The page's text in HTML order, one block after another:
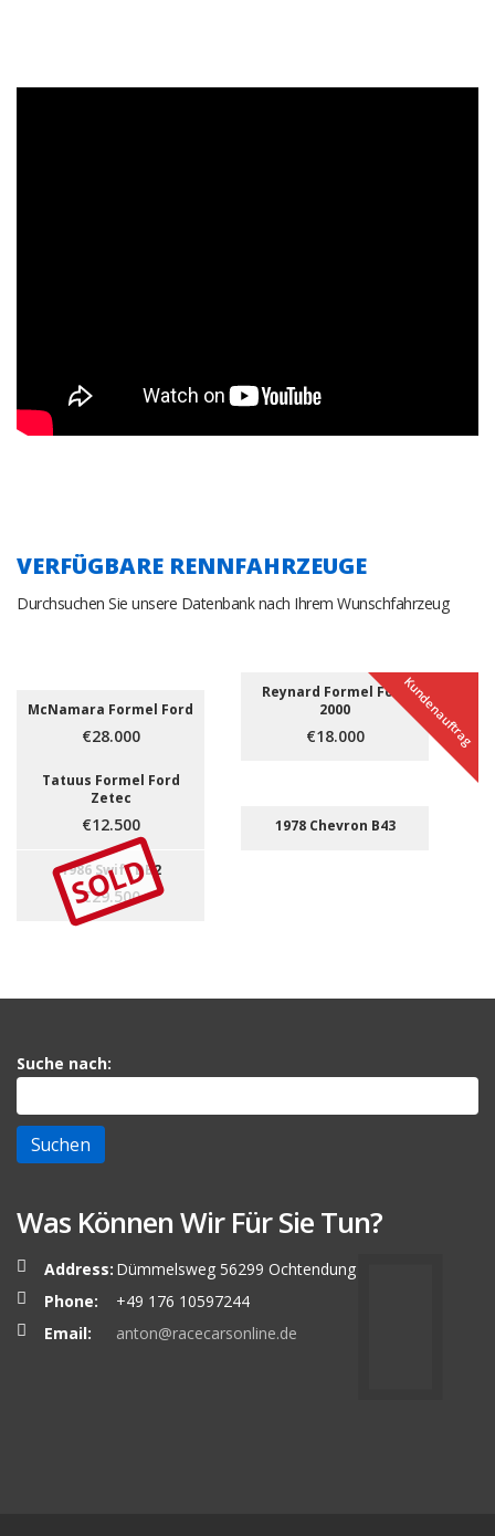
VERFÜGBARE RENNFAHRZEUGE
Durchsuchen Sie unsere Datenbank nach Ihrem Wunschfahrzeug
McNamara Formel Ford
€28.000 Kundenauftrag
Reynard Formel Ford
2000
€18.000
Tatuus Formel Ford
Zetec
€12.500 1978 Chevron B43
SOLD
1986 Swift DB2
€29.500
Suche nach:
Was Können Wir Für Sie Tun?
Address: Dümmelsweg 56299 Ochtendung
Phone:
+49 176 10597244
Email:
anton@racecarsonline.de